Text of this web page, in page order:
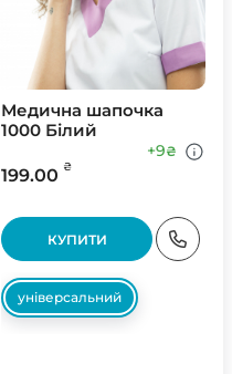
Медична шапочка
1000 Білий
199.00 ₴
+9₴
КУПИТИ
універсальний